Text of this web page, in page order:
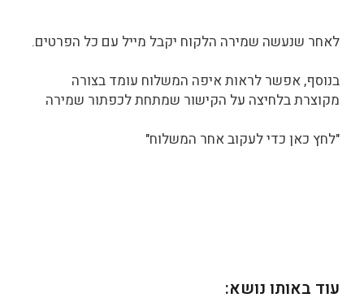
לאחר שנעשה שמירה הלקוח יקבל מייל עם כל הפרטים.
בנוסף, אפשר לראות איפה המשלוח עומד בצורה
מקוצרת בלחיצה על הקישור שמתחת לכפתור שמירה
"לחץ כאן כדי לעקוב אחר המשלוח"
עוד באותו נושא: